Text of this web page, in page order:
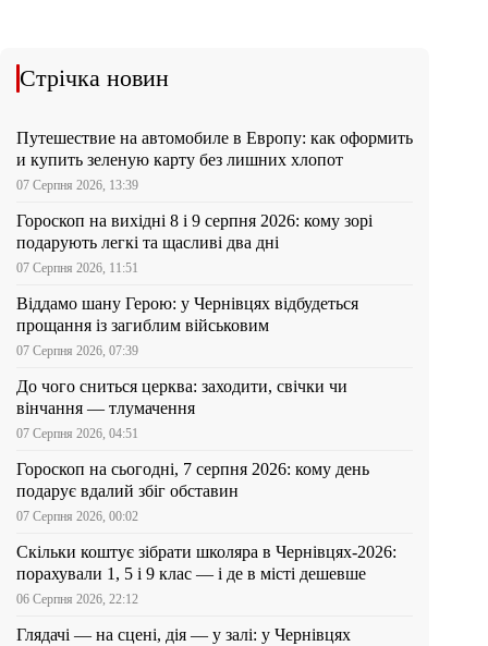
Стрічка новин
Путешествие на автомобиле в Европу: как оформить
и купить зеленую карту без лишних хлопот
07 Серпня 2026, 13:39
Гороскоп на вихідні 8 і 9 серпня 2026: кому зорі
подарують легкі та щасливі два дні
07 Серпня 2026, 11:51
Віддамо шану Герою: у Чернівцях відбудеться
прощання із загиблим військовим
07 Серпня 2026, 07:39
До чого сниться церква: заходити, свічки чи
вінчання — тлумачення
07 Серпня 2026, 04:51
Гороскоп на сьогодні, 7 серпня 2026: кому день
подарує вдалий збіг обставин
07 Серпня 2026, 00:02
Скільки коштує зібрати школяра в Чернівцях-2026:
порахували 1, 5 і 9 клас — і де в місті дешевше
06 Серпня 2026, 22:12
Глядачі — на сцені, дія — у залі: у Чернівцях